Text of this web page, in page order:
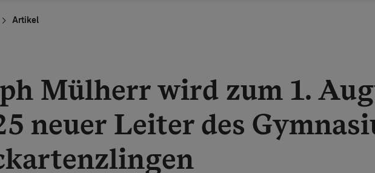
Artikel
Mülherr wird zum 1.
neuer Leiter des